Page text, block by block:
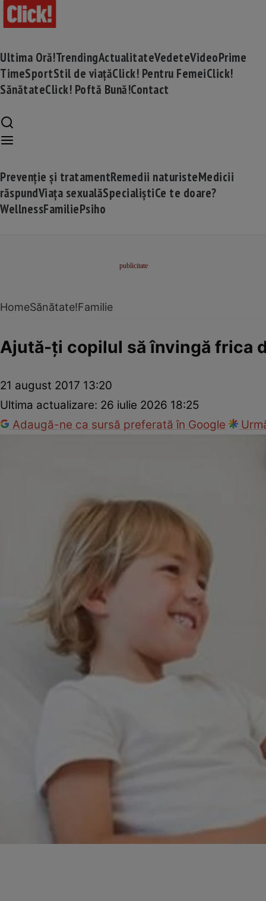
Ultima Oră!TrendingActualitateVedeteVideoPrime
TimeSportStil de viațăClick! Pentru FemeiClick!
SănătateClick! Poftă Bună!Contact
Prevenție și tratamentRemedii naturisteMedicii
răspundViața sexualăSpecialiștiCe te doare?
WellnessFamiliePsiho
HomeSănătate!Familie
Ajută-ţi copilul să învingă frica
21 august 2017 13:20
Ultima actualizare: 26 iulie 2026 18:25
Adaugă-ne ca sursă preferată în Google